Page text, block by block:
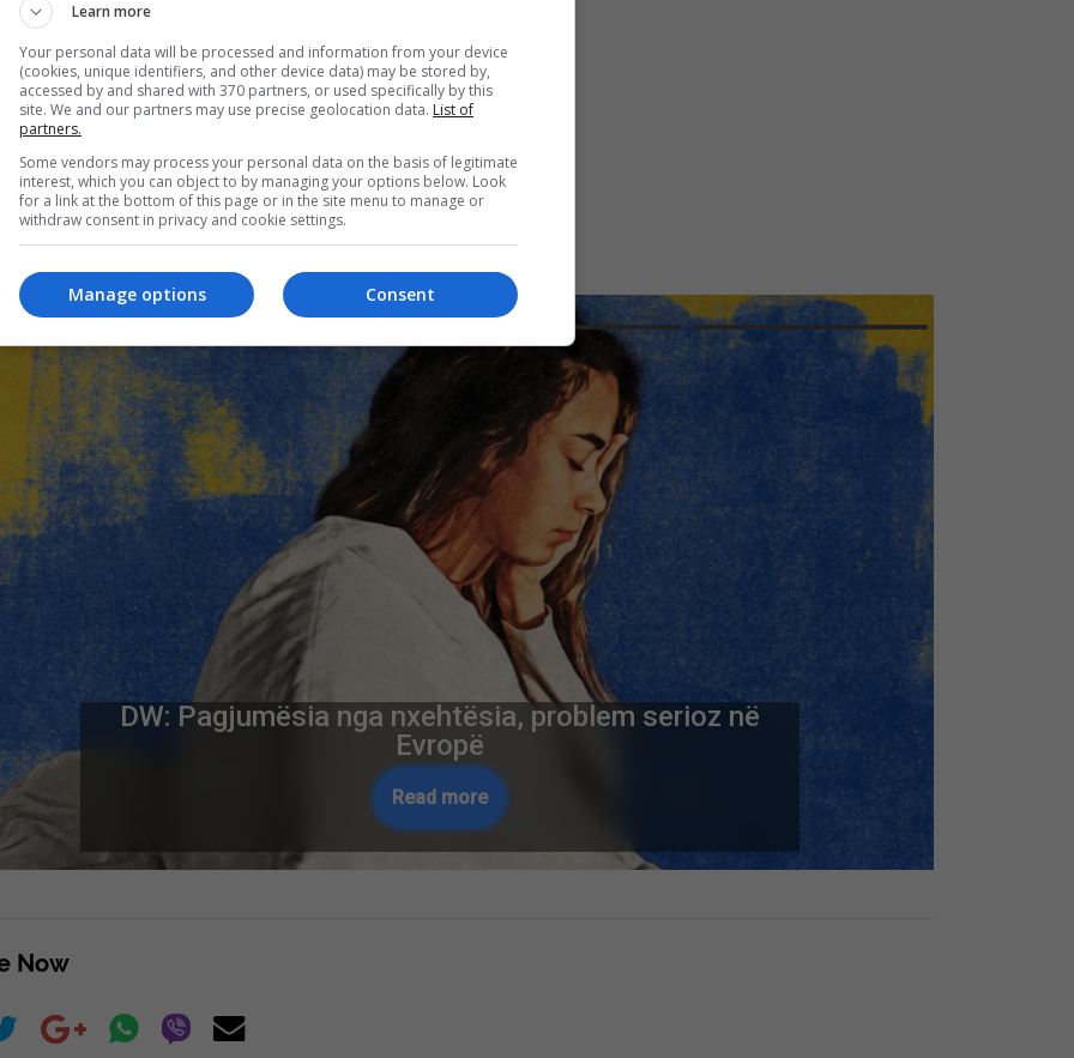
DW: Pagjumësia nga nxehtësia, problem serioz në
Evropë
Read more
Now
Learn more
Your personal data will be processed and information from your device
(cookies, unique identifiers, and other device data) may be stored by,
accessed by and shared with 370 partners, or used specifically by this
site. We and our partners may use precise geolocation data. List of
partners.
Some vendors may process your personal data on the basis of legitimate
interest, which you can object to by managing your options below. Look
for a link at the bottom of this page or in the site menu to manage or
withdraw consent in privacy and cookie settings.
Consent
Manage options